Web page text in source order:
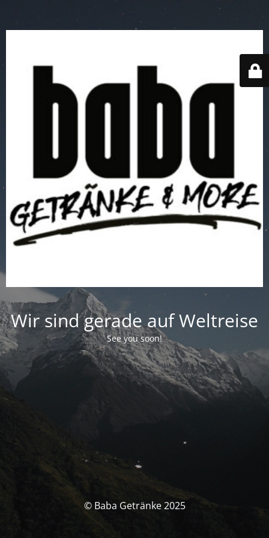
Wir sind gerade auf Weltreise
See you soon!
© Baba Getränke 2025